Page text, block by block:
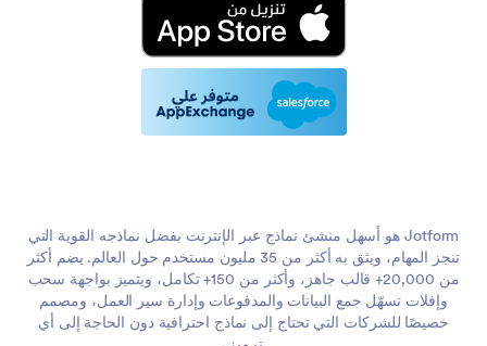
Jotform هو أسهل منشئ نماذج عبر الإنترنت بفضل نماذجه القوية التي
تنجز المهام، ويثق به أكثر من 35 مليون مستخدم حول العالم. يضم أكثر
من 20,000+ قالب جاهز، وأكثر من 150+ تكامل، ويتميز بواجهة سحب
وإفلات تسهّل جمع البيانات والمدفوعات وإدارة سير العمل، ومصمم
خصيصًا للشركات التي تحتاج إلى نماذج احترافية دون الحاجة إلى أي